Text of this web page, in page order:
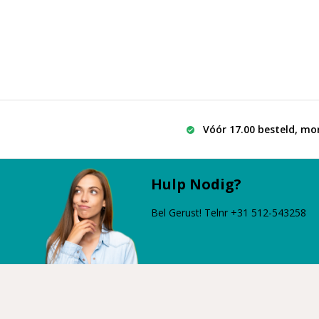
Vóór 17.00 besteld,
Hulp Nodig?
Bel Gerust! Telnr +31 512-543258